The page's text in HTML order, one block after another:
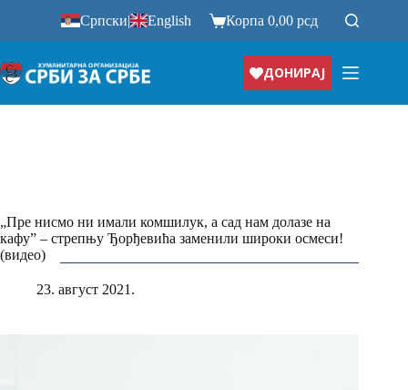
Српски| English Корпа0,00рсд
ДОНИРАЈ
„Пре нисмо ни имали комшилук, а сад нам долазе на
кафу” – стрепњу Ђорђевића заменили широки осмеси!
(видео)
23. август 2021.